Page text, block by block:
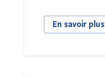
En savoir plus